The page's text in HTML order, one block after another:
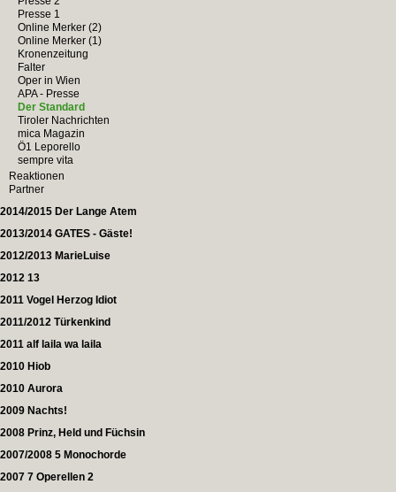
Presse 1
Online Merker (2)
Online Merker (1)
Kronenzeitung
Falter
Oper in Wien
APA - Presse
Der Standard
Tiroler Nachrichten
mica Magazin
Ö1 Leporello
sempre vita
Reaktionen
Partner
2014/2015 Der Lange Atem
2013/2014 GATES - Gäste!
2012/2013 MarieLuise
2012 13
2011 Vogel Herzog Idiot
2011/2012 Türkenkind
2011 alf laila wa laila
2010 Hiob
2010 Aurora
2009 Nachts!
2008 Prinz, Held und Füchsin
2007/2008 5 Monochorde
2007 7 Operellen 2